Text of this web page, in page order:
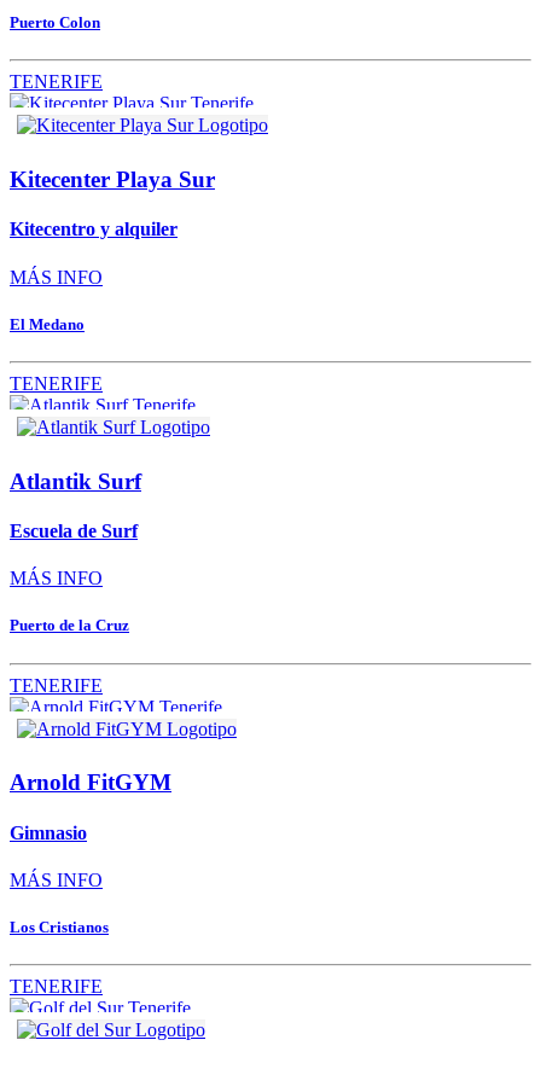
Puerto Colon
TENERIFE
Kitecenter Playa Sur
Kitecentro y alquiler
MÁS INFO
El Medano
TENERIFE
Atlantik Surf
Escuela de Surf
MÁS INFO
Puerto de la Cruz
TENERIFE
Arnold FitGYM
Gimnasio
MÁS INFO
Los Cristianos
TENERIFE